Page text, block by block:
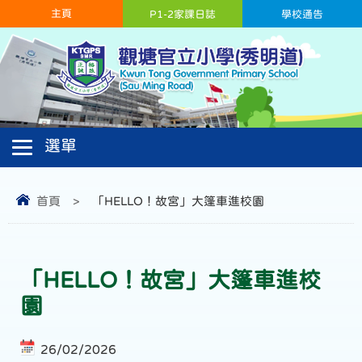
主頁 學校通告
P1-2家課日誌
首頁 > 「HELLO！故宮」大篷車進校園
「HELLO！故宮」大篷車進校
園
26/02/2026